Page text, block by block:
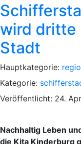
wird dritte
Stadt
Hauptkategorie:
Kategorie:
Veröffentlicht: 24.
Nachhaltig Leben
die Kita Kinderburg